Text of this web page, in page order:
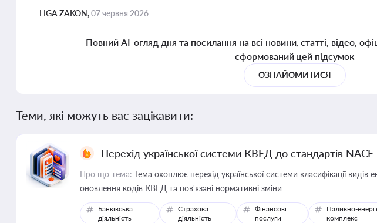
LIGA ZAKON,07 червня 2026
Повний AI-огляд дня та посилання на всі новини, статті, відео,
сформований цей підсумок
ОЗНАЙОМИТИСЯ
Теми, які можуть вас зацікавити:
Перехід української системи КВЕД до стандартів NACE
Про що тема: Тема охоплює перехід української системи класифікації видів
оновлення кодів КВЕД та пов'язані нормативні зміни
Банківська
діяльність
Страхова
діяльність
Фінансові
послуги
Паливно-
комплекс